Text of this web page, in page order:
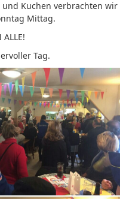
Kuchen verbrachten wir
Mittag.
ALLE!
Tag.